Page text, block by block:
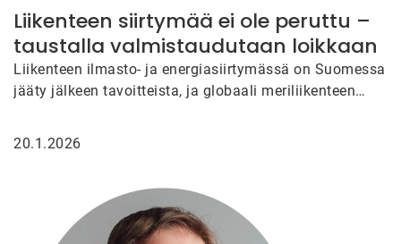
Liikenteen siirtymää ei ole peruttu –
taustalla valmistaudutaan loikkaan
Liikenteen ilmasto- ja energiasiirtymässä on Suomessa
jääty jälkeen tavoitteista, ja globaali meriliikenteen
neuvotteluihin…
20.1.2026